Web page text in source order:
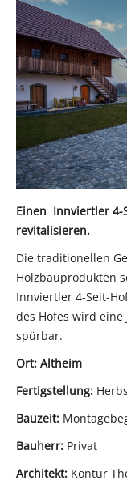
natürlichen
Natur.
sowie
Abwicklung
sind unsere
ein
unseres
Einen Innviertler 4-
revitalisieren.
Die traditionellen
Holzbauprodukten
Innviertler 4-Seit-
des Hofes wird
spürbar.
Ort: Altheim
Fertigstellung:
Bauzeit:
Bauherr: Privat
Architekt: Kontur